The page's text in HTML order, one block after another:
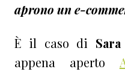
aprono un e-
È il caso di
appena aperto